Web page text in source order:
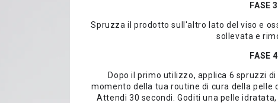
FASE 3
Spruzza il prodotto sull'altro lato del viso e
sollevata e
FASE 4
Dopo il primo utilizzo, applica 6 spruzzi
momento della tua routine di cura della pelle
Attendi 30 secondi. Goditi una pelle